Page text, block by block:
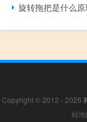
旋转拖把是什么原
Copyright © 2012 - 2026
站